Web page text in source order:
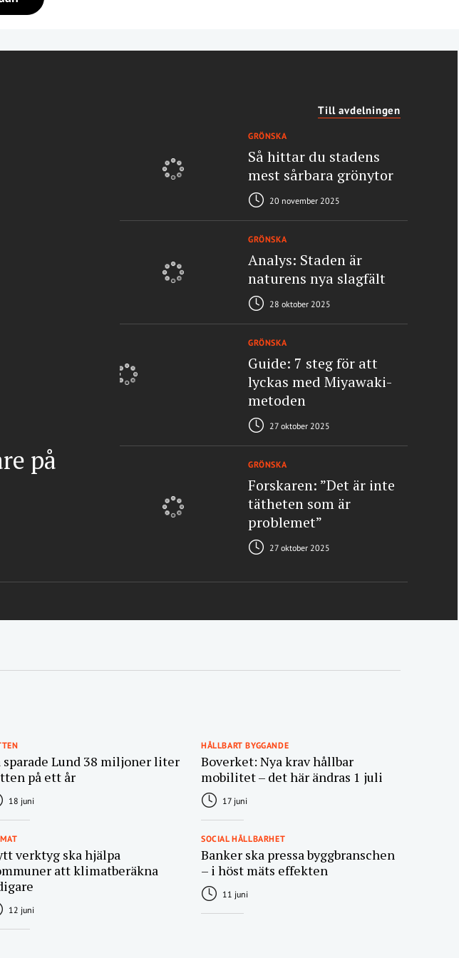
Till avdelningen
på
GRÖNSKA
Så hittar du stadens
mest sårbara grönytor
20 november 2025
GRÖNSKA
Analys: Staden är
naturens nya slagfält
28 oktober 2025
GRÖNSKA
Guide: 7 steg för att
lyckas med Miyawaki-
metoden
27 oktober 2025
GRÖNSKA
Forskaren: ”Det är inte
tätheten som är
problemet”
27 oktober 2025
sparade Lund 38 miljoner liter
på ett år
18 juni
HÅLLBART BYGGANDE
Boverket: Nya krav hållbar
mobilitet – det här ändras 1 juli
17 juni
verktyg ska hjälpa
att klimatberäkna
12 juni
SOCIAL HÅLLBARHET
Banker ska pressa byggbranschen
– i höst mäts effekten
11 juni